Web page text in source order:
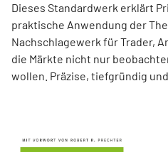
Dieses Standardwerk erklärt
praktische Anwendung der
Nachschlagewerk für Trader,
die Märkte nicht nur
wollen. Präzise, tiefgründig